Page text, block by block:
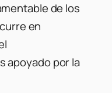
de los
en
apoyado por la